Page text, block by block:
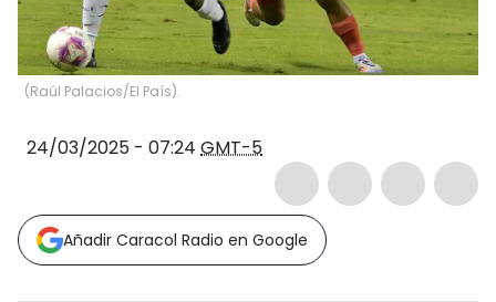
(Raúl Palacios/El País).
24/03/2025 - 07:24 GMT-5
Añadir Caracol Radio en Google